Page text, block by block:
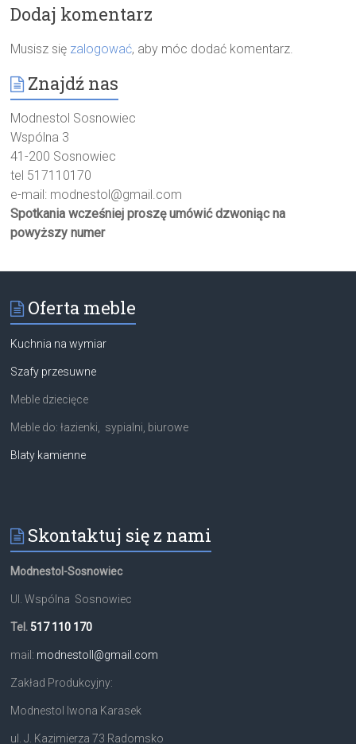
Dodaj komentarz
Musisz się zalogować, aby móc dodać komentarz.
Znajdź nas
Modnestol Sosnowiec
Wspólna 3
41-200 Sosnowiec
tel 517110170
e-mail: modnestol@gmail.com
Spotkania wcześniej proszę umówić dzwoniąc na
powyższy numer
Oferta meble
Kuchnia na wymiar
Szafy przesuwne
Meble dziecięce
Meble do: łazienki, sypialni, biurowe
Blaty kamienne
Skontaktuj się z nami
Modnestol-Sosnowiec
Ul. Wspólna Sosnowiec
Tel. 517 110 170
mail: modnestoll@gmail.com
Zakład Produkcyjny:
Modnestol Iwona Karasek
ul. J. Kazimierza 73 Radomsko